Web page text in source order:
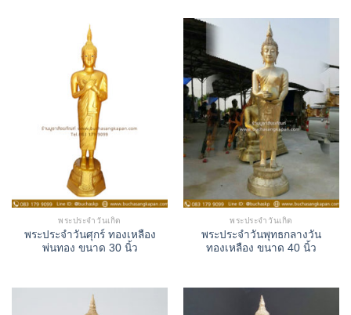
พระประจำวันเกิด
พระประจำวันศุกร์ ทองเหลือง
พ่นทอง ขนาด 30 นิ้ว
พระประจำวันเกิด
พระประจำวันพุทธกลางวัน
ทองเหลือง ขนาด 40 นิ้ว